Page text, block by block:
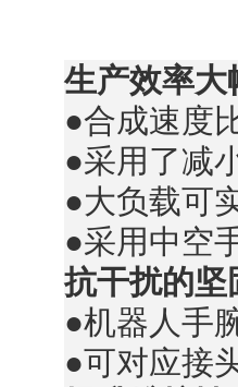
生产效率大
●合成速度
●采用了减
●大负载可
●采用中空
抗干扰的坚
●机器人手
●可对应接